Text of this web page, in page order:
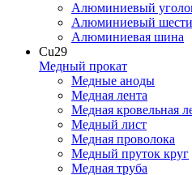
Алюминиевый
Алюминиевый
Алюминиевая шина
Cu29
Медный прокат
Медные аноды
Медная лента
Медная кровельная
Медный лист
Медная проволока
Медный пруток круг
Медная труба